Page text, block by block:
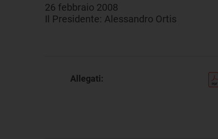
26 febbraio 2008
Il Presidente: Alessandro Ortis
Allegati: